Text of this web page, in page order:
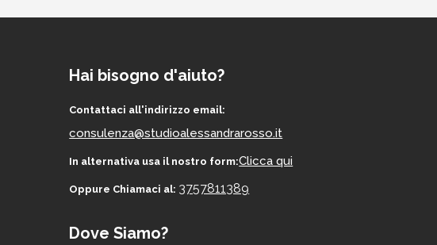
Hai bisogno d'aiuto?
Contattaci all'indirizzo email:
consulenza@studioalessandrarosso.it
In alternativa usa il nostro form:Clicca qui
Oppure Chiamaci al: 3757811389
Dove Siamo?